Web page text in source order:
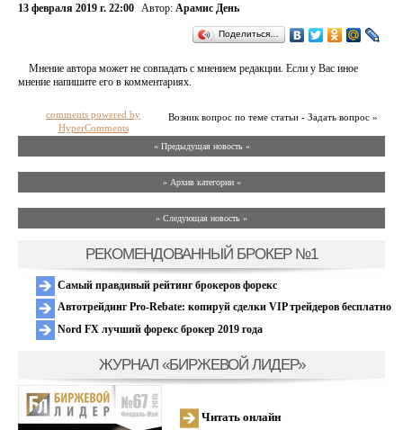
13 февраля 2019 г. 22:00 Автор: Арамис День
Поделиться…
Мнение автора может не совпадать с мнением редакции. Если у Вас иное
мнение напишите его в комментариях.
Возник вопрос по теме статьи - Задать вопрос »
comments powered by
HyperComments
« Предыдущая новость «
» Архив категории «
» Следующая новость »
РЕКОМЕНДОВАННЫЙ БРОКЕР №1
Самый правдивый рейтинг брокеров форекс
Автотрейдинг Pro-Rebate: копируй сделки VIP трейдеров бесплатно
Nord FX лучший форекс брокер 2019 года
ЖУРНАЛ «БИРЖЕВОЙ ЛИДЕР»
Читать онлайн